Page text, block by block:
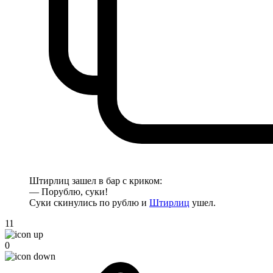
Штирлиц зашел в бар с криком:
— Порублю, суки!
Суки скинулись по рублю и Штирлиц ушел.
11
0